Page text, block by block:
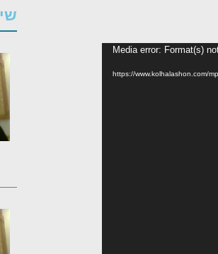
Media error: Format(s)